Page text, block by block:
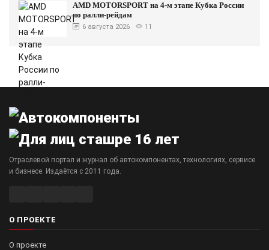
AMD MOTORSPORT на 4-м этапе Кубка России
по ралли-рейдам
6 августа 2026 11
Отраслевой портал и журнал об автокомпонентах, технологиях, сервисе
и бизнесе. Издаётся с 2011 года.
О ПРОЕКТЕ
О проекте